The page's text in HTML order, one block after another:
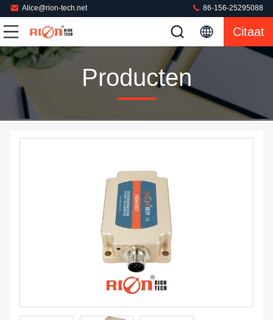
Alice@rion-tech.net 86-156-25295088
Citaat
Producten